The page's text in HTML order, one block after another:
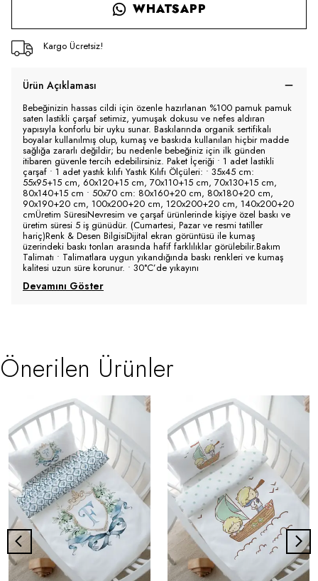
WHATSAPP
Kargo Ücretsiz!
Ürün Açıklaması
Bebeğinizin hassas cildi için özenle hazırlanan %100 pamuk pamuk
saten lastikli çarşaf setimiz, yumuşak dokusu ve nefes aldıran
yapısıyla konforlu bir uyku sunar. Baskılarında organik sertifikalı
boyalar kullanılmış olup, kumaş ve baskıda kullanılan hiçbir madde
sağlığa zararlı değildir; bu nedenle bebeğiniz için ilk günden
itibaren güvenle tercih edebilirsiniz. Paket İçeriği • 1 adet lastikli
çarşaf • 1 adet yastık kılıfı Yastık Kılıfı Ölçüleri: • 35x45 cm:
55x95+15 cm, 60x120+15 cm, 70x110+15 cm, 70x130+15 cm,
80x140+15 cm • 50x70 cm: 80x160+20 cm, 80x180+20 cm,
90x190+20 cm, 100x200+20 cm, 120x200+20 cm, 140x200+20
cmÜretim SüresiNevresim ve çarşaf ürünlerinde kişiye özel baskı ve
üretim süresi 5 iş günüdür. (Cumartesi, Pazar ve resmi tatiller
hariç)Renk & Desen BilgisiDijital ekran görüntüsü ile kumaş
üzerindeki baskı tonları arasında hafif farklılıklar görülebilir.Bakım
Talimatı • Talimatlara uygun yıkandığında baskı renkleri ve kumaş
kalitesi uzun süre korunur. • 30°C’de yıkayını
Devamını Göster
Önerilen Ürünler